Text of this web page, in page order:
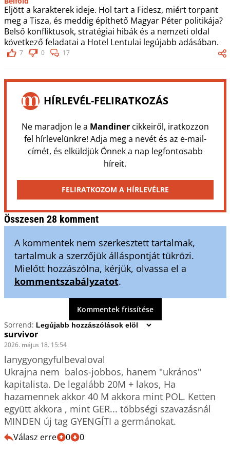
Eljött a karakterek ideje. Hol tart a Fidesz, miért torpant
meg a Tisza, és meddig építhető Magyar Péter politikája?
Belső konfliktusok, stratégiai hibák és a nemzeti oldal
következő feladatai a Hotel Lentulai legújabb adásában.
7 0 17
HÍRLEVÉL-FELIRATKOZÁS
Ne maradjon le a Mandinercikkeiről, iratkozzon
fel hírlevelünkre! Adja meg a nevét és az e-mail-
címét, és elküldjük Önnek a nap legfontosabb
híreit.
FELIRATKOZOM A HÍRLEVÉLRE
Összesen 28 komment
A kommentek nem szerkesztett tartalmak,
tartalmuk a szerzőjük álláspontját tükrözi.
Mielőtt hozzászólna, kérjük, olvassa el a
kommentszabályzatot.
Kommentek frissítése
Sorrend:
survivor
2026. május 18. 15:54
lanygyongyfulbevaloval
Ukrajna nem  balos-jobbos, hanem "ukrános"
kapitalista. De legalább 20M + lakos, Ha
hazamennek akkor 40 M akkora mint POL. Ketten
együtt akkora , mint GER... többségi szavazásnál
MINDEN új tag GYENGÍTI a germánokat.
Válasz erre 0 0